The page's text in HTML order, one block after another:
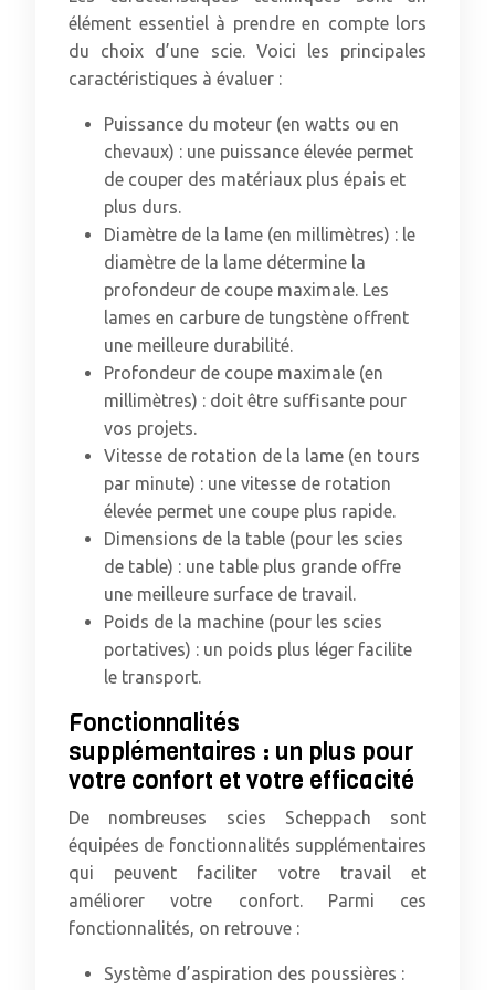
élément essentiel à prendre en compte lors
du choix d’une scie. Voici les principales
caractéristiques à évaluer :
Puissance du moteur (en watts ou en
chevaux) : une puissance élevée permet
de couper des matériaux plus épais et
plus durs.
Diamètre de la lame (en millimètres) : le
diamètre de la lame détermine la
profondeur de coupe maximale. Les
lames en carbure de tungstène offrent
une meilleure durabilité.
Profondeur de coupe maximale (en
millimètres) : doit être suffisante pour
vos projets.
Vitesse de rotation de la lame (en tours
par minute) : une vitesse de rotation
élevée permet une coupe plus rapide.
Dimensions de la table (pour les scies
de table) : une table plus grande offre
une meilleure surface de travail.
Poids de la machine (pour les scies
portatives) : un poids plus léger facilite
le transport.
Fonctionnalités
supplémentaires : un plus pour
votre confort et votre efficacité
De nombreuses scies Scheppach sont
équipées de fonctionnalités supplémentaires
qui peuvent faciliter votre travail et
améliorer votre confort. Parmi ces
fonctionnalités, on retrouve :
Système d’aspiration des poussières :